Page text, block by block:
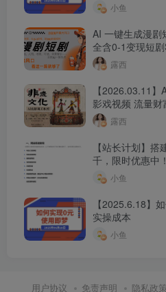
小鱼
AI 一键生成漫剧
全含0-1变现短
露西
【2026.03.11
影戏视频 流量财
露西
【站长计划】
千，限时优惠中！
小鱼
【2025.6.18】
实操成本
小鱼
用户协议 免责声明 隐私政策